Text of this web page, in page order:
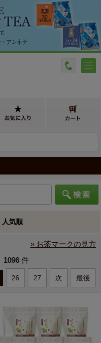
» お茶マークの見方
1096 件
26 27 次 最後